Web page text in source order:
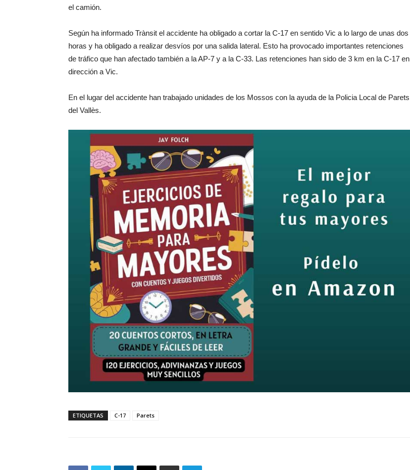
el camión.
Según ha informado Trànsit el accidente ha obligado a cortar la C-17 en sentido Vic a lo largo de unas dos
horas y ha obligado a realizar desvíos por una salida lateral. Esto ha provocado importantes retenciones
de tráfico que han afectado también a la AP-7 y a la C-33. Las retenciones han sido de 3 km en la C-17 en
dirección a Vic.
En el lugar del accidente han trabajado unidades de los Mossos con la ayuda de la Policia Local de Parets
del Vallès.
ETIQUETAS C-17 Parets